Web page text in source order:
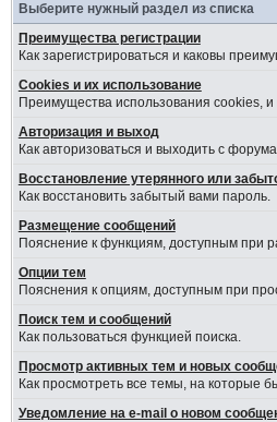
Выберите нужный раздел из списка
Преимущества регистрации
Как зарегистрироваться и каковы
Cookies и их использование
Преимущества использования cookies,
Авторизация и выход
Как авторизоваться и выходить с
Восстановление утерянного или
Как восстановить забытый вами пароль.
Размещение сообщений
Пояснение к функциям, доступным при
Опции тем
Пояснения к опциям, доступным при
Поиск тем и сообщений
Как пользоваться функцией поиска.
Просмотр активных тем и новых
Как просмотреть все темы, на которые
Уведомление на е-mail о новом